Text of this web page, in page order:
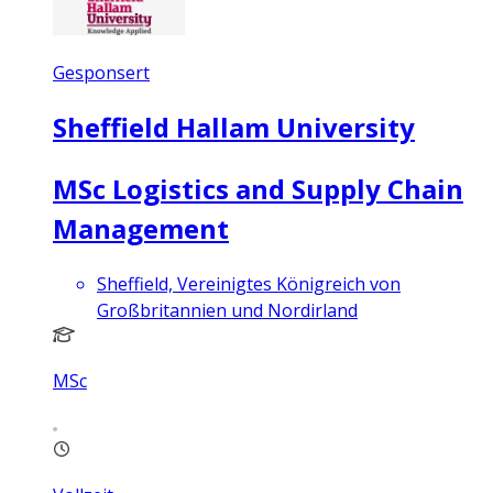
Gesponsert
Sheffield Hallam University
MSc Logistics and Supply Chain
Management
Sheffield, Vereinigtes Königreich von
Großbritannien und Nordirland
MSc